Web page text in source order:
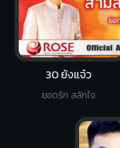
30 ยังแจ๋ว
ยอดรัก สลักใจ